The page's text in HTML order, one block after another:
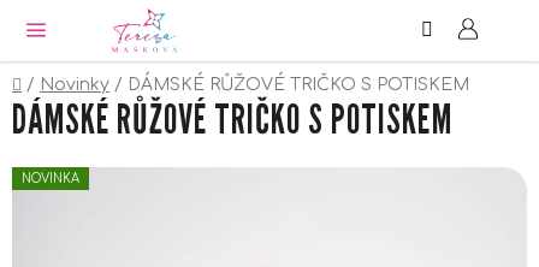
obsah
Domů
/ Novinky / DÁMSKÉ RŮŽOVÉ TRIČKO S POTISKEM
DÁMSKÉ RŮŽOVÉ TRIČKO S POTISKEM
NOVINKA